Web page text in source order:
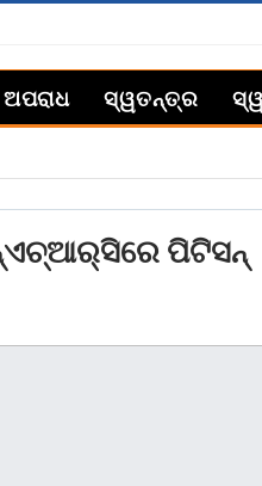
ଅପରାଧ ସ୍ୱତନ୍ତ୍ର
ପିଟିସନ୍‌